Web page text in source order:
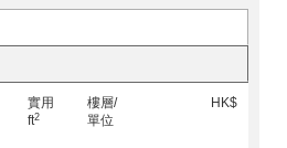
實用
ft2
樓層/
單位
HK$